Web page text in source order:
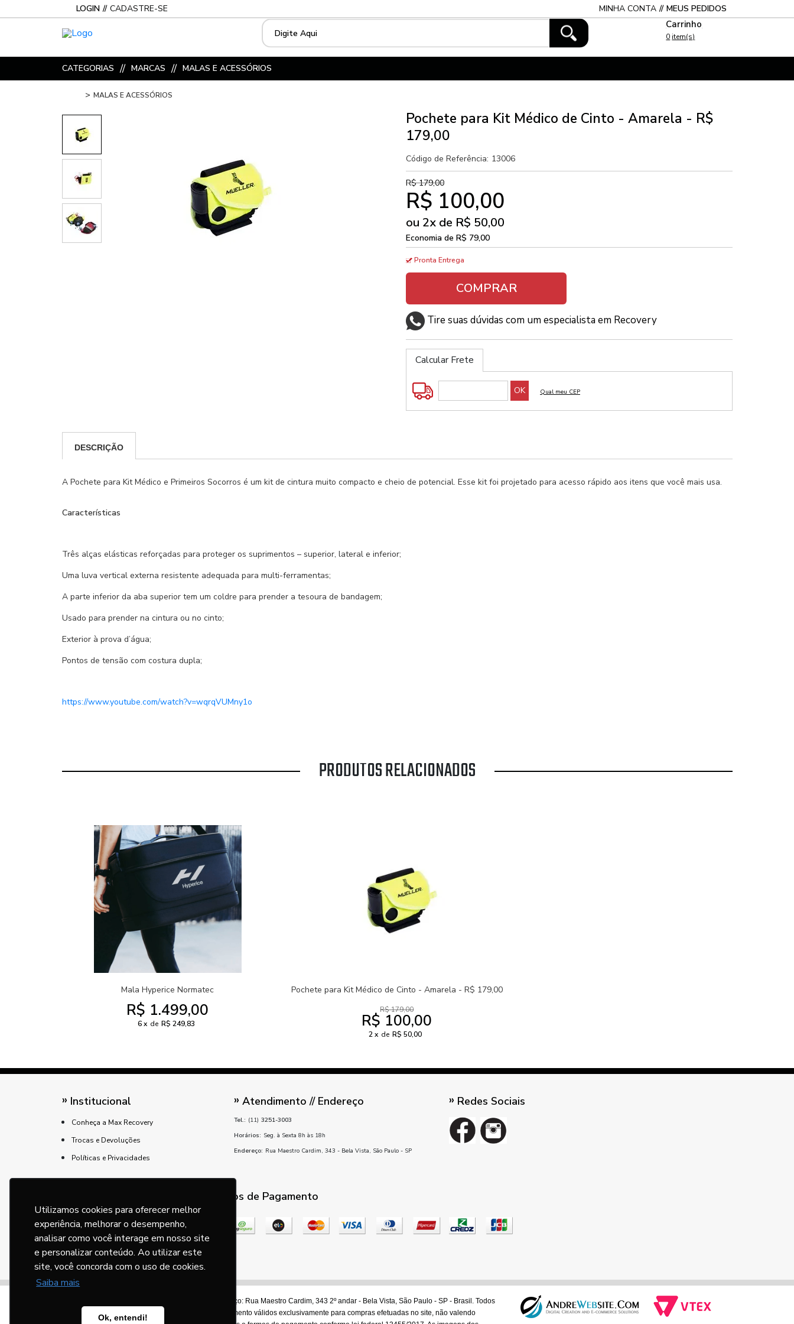
Utilizamos cookies para oferecer melhor
experiência, melhorar o desempenho,
analisar como você interage em nosso site
e personalizar conteúdo. Ao utilizar este
site, você concorda com o uso de cookies.
Saiba mais
Ok, entendi!
LOGIN CADASTRE-SE MINHA CONTA MEUS PEDIDOS
0
CATEGORIAS MARCAS MALAS E ACESSÓRIOS
MALAS E ACESSÓRIOS
Pochete para Kit Médico de Cinto - Amarela - R$
179,00
Código de Referência: 13006
R$ 179,00
R$ 100,00
ou 2x de R$ 50,00
Economia de R$ 79,00
Pronta Entrega
COMPRAR
Tire suas dúvidas com um especialista em Recovery
Calcular Frete
DESCRIÇÃO
A Pochete para Kit Médico e Primeiros Socorros é um kit de cintura muito compacto e cheio de potencial. Esse kit foi projetado para acesso rápido aos itens que você mais usa.
Características
Três alças elásticas reforçadas para proteger os suprimentos – superior, lateral e inferior;
Uma luva vertical externa resistente adequada para multi-ferramentas;
A parte inferior da aba superior tem um coldre para prender a tesoura de bandagem;
Usado para prender na cintura ou no cinto;
Exterior à prova d’água;
Pontos de tensão com costura dupla;
https://www.youtube.com/watch?v=wqrqVUMny1o
PRODUTOS RELACIONADOS
Mala Hyperice Normatec
R$ 1.499,00
6 de R$ 249,83
Pochete para Kit Médico de Cinto - Amarela - R$ 179,00
R$ 179,00
R$ 100,00
2 de R$ 50,00
Institucional
Conheça a Max Recovery
Trocas e Devoluções
Políticas e Privacidades
Atendimento // Endereço
Tel.: (11) 3251-3003
Horários: Seg. à Sexta 8h às 18h
Endereço: Rua Maestro Cardim, 343 - Bela Vista, São Paulo - SP
Redes Sociais
Métodos de Pagamento
| Endereço: Rua Maestro Cardim, 343 2º andar - Bela Vista, São Paulo - SP - Brasil. Todos
os Direitos Reservados. Preços e condições de pagamento válidos exclusivamente para compras efetuadas no site, não valendo